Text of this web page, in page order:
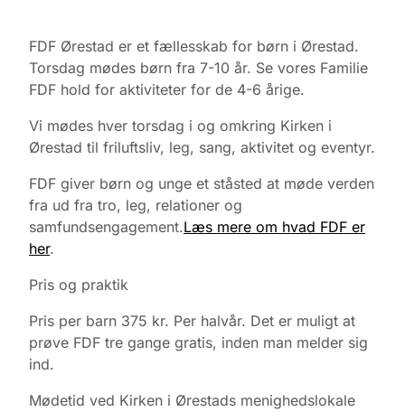
FDF Ørestad er et fællesskab for børn i Ørestad.
Torsdag mødes børn fra 7-10 år. Se vores Familie
FDF hold for aktiviteter for de 4-6 årige.
Vi mødes hver torsdag i og omkring Kirken i
Ørestad til friluftsliv, leg, sang, aktivitet og eventyr.
FDF giver børn og unge et ståsted at møde verden
fra ud fra tro, leg, relationer og
samfundsengagement.Læs mere om hvad FDF er
her.
Pris og praktik
Pris per barn 375 kr. Per halvår. Det er muligt at
prøve FDF tre gange gratis, inden man melder sig
ind.
Mødetid ved Kirken i Ørestads menighedslokale